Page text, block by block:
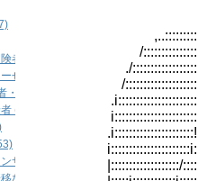
/
./
/
.i::::::::::::::::::::::!i
者もの (36)
せんき(仮) (33)
・闇鍋あんこ仕立て (67)
(56)
サー・闇鍋あんこ仕立て (42)
なろう系 (61)